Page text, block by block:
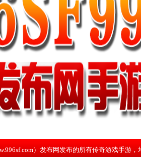
）发布网发布的所有传奇游戏手游